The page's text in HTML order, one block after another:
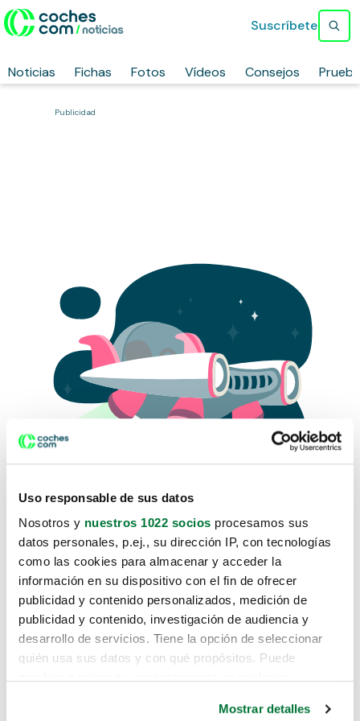
Uso responsable de sus datos
Nosotros y nuestros 1022 socios procesamos sus
datos personales, p.ej., su dirección IP, con tecnologías
como las cookies para almacenar y acceder la
información en su dispositivo con el fin de ofrecer
publicidad y contenido personalizados, medición de
publicidad y contenido, investigación de audiencia y
desarrollo de servicios. Tiene la opción de seleccionar
quién usa sus datos y con qué propósitos. Puede
Mostrar detalles
Noticias Fichas Fotos Vídeos Consejos
Suscríbete
Publicidad
Lo sentimos, no sabemos como
te hemos traido hasta aquí.
Pero puedes encontrar el coche que estás
buscando en alguno de estos enlaces: